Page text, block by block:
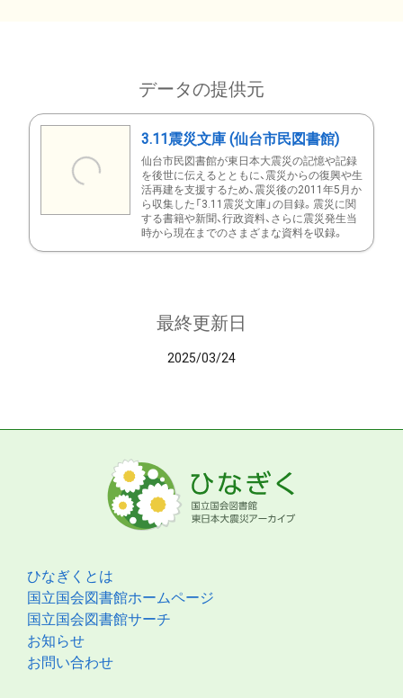
データの提供元
3.11震災文庫 (仙台市民図書館)
仙台市民図書館が東日本大震災の記憶や記録
を後世に伝えるとともに、震災からの復興や生
活再建を支援するため、震災後の2011年5月か
ら収集した「3.11震災文庫」の目録。震災に関
する書籍や新聞、行政資料、さらに震災発生当
時から現在までのさまざまな資料を収録。
最終更新日
2025/03/24
ひなぎくとは
国立国会図書館ホームページ
国立国会図書館サーチ
お知らせ
お問い合わせ